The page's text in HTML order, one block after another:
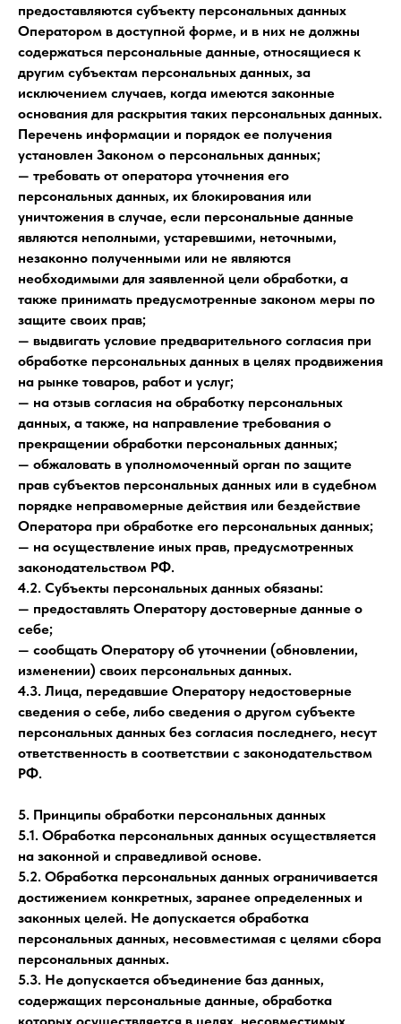
предоставляются субъекту персональных данных
Оператором в доступной форме, и в них не должны
содержаться персональные данные, относящиеся к
другим субъектам персональных данных, за
исключением случаев, когда имеются законные
основания для раскрытия таких персональных данных.
Перечень информации и порядок ее получения
установлен Законом о персональных данных;
— требовать от оператора уточнения его
персональных данных, их блокирования или
уничтожения в случае, если персональные данные
являются неполными, устаревшими, неточными,
незаконно полученными или не являются
необходимыми для заявленной цели обработки, а
также принимать предусмотренные законом меры по
защите своих прав;
— выдвигать условие предварительного согласия при
обработке персональных данных в целях продвижения
на рынке товаров, работ и услуг;
— на отзыв согласия на обработку персональных
данных, а также, на направление требования о
прекращении обработки персональных данных;
— обжаловать в уполномоченный орган по защите
прав субъектов персональных данных или в судебном
порядке неправомерные действия или бездействие
Оператора при обработке его персональных данных;
— на осуществление иных прав, предусмотренных
законодательством РФ.
4.2. Субъекты персональных данных обязаны:
— предоставлять Оператору достоверные данные о
себе;
— сообщать Оператору об уточнении (обновлении,
изменении) своих персональных данных.
4.3. Лица, передавшие Оператору недостоверные
сведения о себе, либо сведения о другом субъекте
персональных данных без согласия последнего, несут
ответственность в соответствии с законодательством
РФ.
5. Принципы обработки персональных данных
5.1. Обработка персональных данных осуществляется
на законной и справедливой основе.
5.2. Обработка персональных данных ограничивается
достижением конкретных, заранее определенных и
законных целей. Не допускается обработка
персональных данных, несовместимая с целями сбора
персональных данных.
5.3. Не допускается объединение баз данных,
содержащих персональные данные, обработка